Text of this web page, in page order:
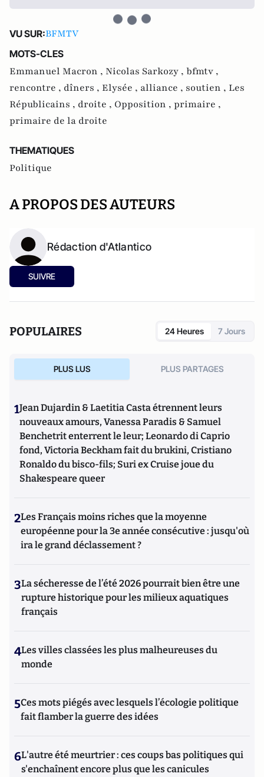
VU SUR:BFMTV
MOTS-CLES
Emmanuel Macron , Nicolas Sarkozy , bfmtv ,
rencontre , dîners , Elysée , alliance , soutien , Les
Républicains , droite , Opposition , primaire ,
primaire de la droite
THEMATIQUES
Politique
A PROPOS DES AUTEURS
Rédaction d'Atlantico
SUIVRE
POPULAIRES 24 Heures 7 Jours
PLUS LUS PLUS PARTAGES
1Jean Dujardin & Laetitia Casta étrennent leurs
nouveaux amours, Vanessa Paradis & Samuel
Benchetrit enterrent le leur; Leonardo di Caprio
fond, Victoria Beckham fait du brukini, Cristiano
Ronaldo du bisco-fils; Suri ex Cruise joue du
Shakespeare queer
2Les Français moins riches que la moyenne
européenne pour la 3e année consécutive : jusqu'où
ira le grand déclassement ?
3La sécheresse de l’été 2026 pourrait bien être une
rupture historique pour les milieux aquatiques
français
4Les villes classées les plus malheureuses du
monde
5Ces mots piégés avec lesquels l’écologie politique
fait flamber la guerre des idées
6L'autre été meurtrier : ces coups bas politiques qui
s'enchaînent encore plus que les canicules